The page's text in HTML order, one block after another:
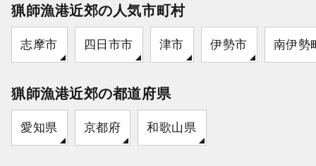
猟師漁港近郊の人気市町村
志摩市 四日市市 津市 伊勢市 南伊勢
猟師漁港近郊の都道府県
愛知県 京都府 和歌山県